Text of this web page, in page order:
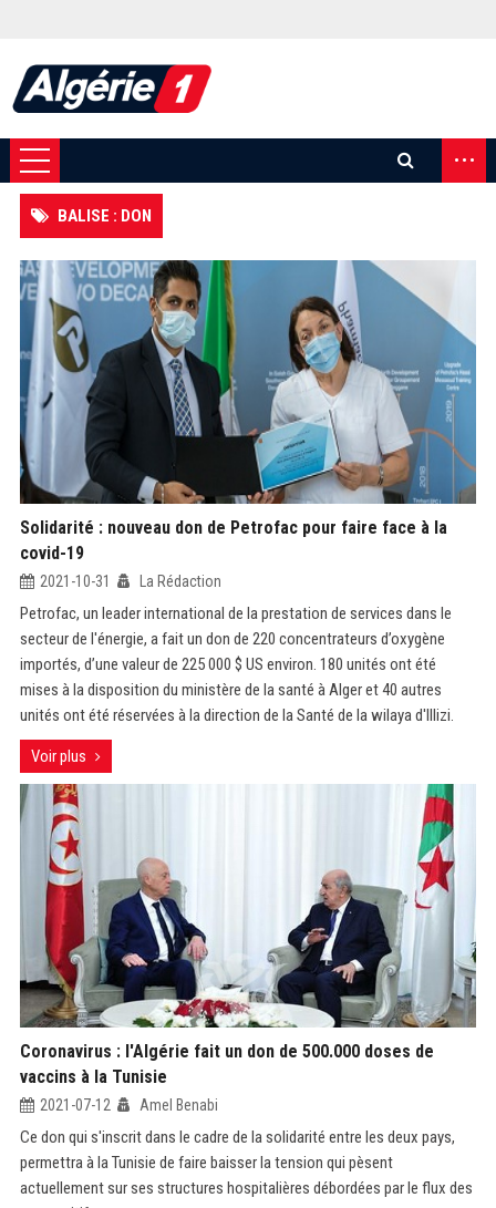
...
BALISE : DON
Solidarité : nouveau don de Petrofac pour faire face à la
covid-19
2021-10-31 La Rédaction
Petrofac, un leader international de la prestation de services dans le
secteur de l'énergie, a fait un don de 220 concentrateurs d’oxygène
importés, d’une valeur de 225 000 $ US environ. 180 unités ont été
mises à la disposition du ministère de la santé à Alger et 40 autres
unités ont été réservées à la direction de la Santé de la wilaya d'Illizi.
Voir plus
Coronavirus : l'Algérie fait un don de 500.000 doses de
vaccins à la Tunisie
2021-07-12 Amel Benabi
Ce don qui s'inscrit dans le cadre de la solidarité entre les deux pays,
permettra à la Tunisie de faire baisser la tension qui pèsent
actuellement sur ses structures hospitalières débordées par le flux des